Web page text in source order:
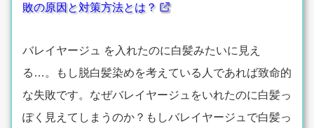
敗の原因と対策方法とは？
バレイヤージュ を入れたのに白髪みたいに見え
る…。もし脱白髪染めを考えている人であれば致命的
な失敗です。なぜバレイヤージュをいれたのに白髪っ
ぽく見えてしまうのか？もしバレイヤージュで白髪っ